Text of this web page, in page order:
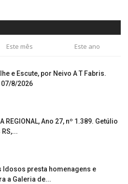
Este mês Este ano
e Escute, por Neivo A T Fabris.
8/2026
REGIONAL, Ano 27, nº 1.389. Getúlio
Idosos presta homenagens e
a Galeria de...